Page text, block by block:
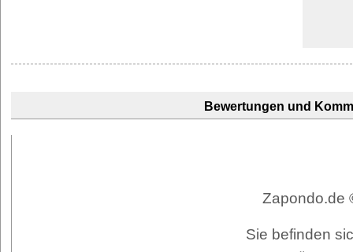
Bewertungen und
Zapondo.de
Sie befinden